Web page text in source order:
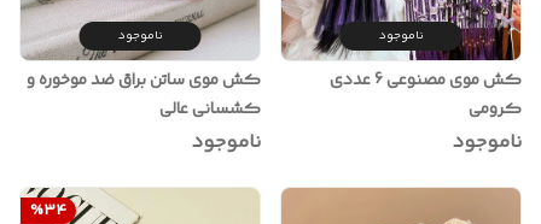
ناموجود
کش موی مصنوعی 6 عددی
کرومی
ناموجود
ناموجود
کش موی ساتن براق ضد موخوره و
کشسانی عالی
ناموجود
%34